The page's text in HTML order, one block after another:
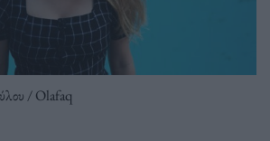
/ Olafaq